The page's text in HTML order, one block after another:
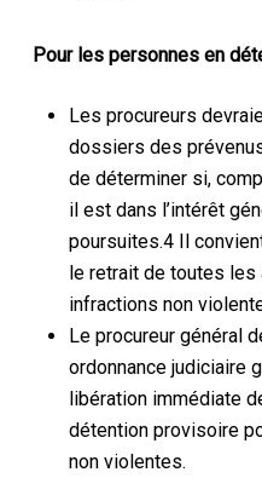
Pour les personnes en
Les procureurs
dossiers des
de déterminer si,
il est dans l’intérêt
poursuites.4 Il
le retrait de toutes
infractions non
Le procureur général
ordonnance judiciaire
libération immédiate
détention provisoire
non violentes.